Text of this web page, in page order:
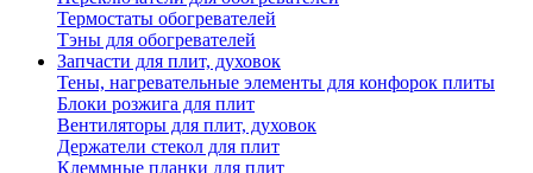
Термостаты обогревателей
Тэны для обогревателей
Запчасти для плит, духовок
Тены, нагревательные элементы для конфорок плиты
Блоки розжига для плит
Вентиляторы для плит, духовок
Держатели стекол для плит
Клеммные планки для плит